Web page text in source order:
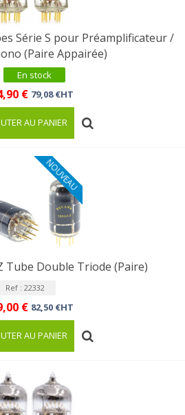
Série S pour Préamplificateur /
(Paire Appairée)
En stock
€ 79,08 €HT
AU PANIER
NOUVEAU
Tube Double Triode (Paire)
Ref : 22332
€ 82,50 €HT
AU PANIER